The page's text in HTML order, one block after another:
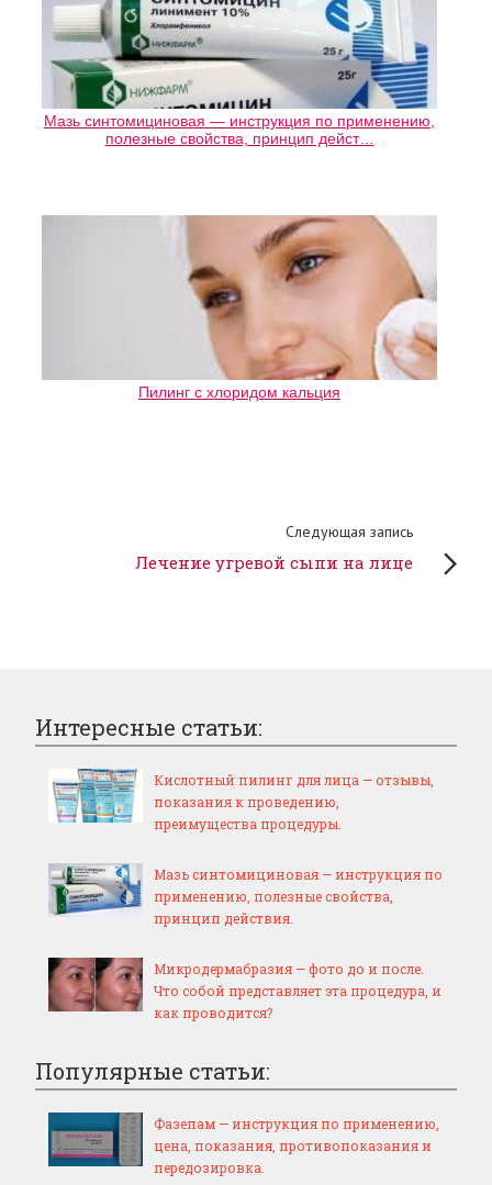
Мазь синтомициновая — инструкция по применению,
полезные свойства, принцип дейст…
Пилинг с хлоридом кальция
Следующая запись
Лечение угревой сыпи на лице
Интересные статьи:
Кислотный пилинг для лица — отзывы,
показания к проведению,
преимущества процедуры.
Мазь синтомициновая — инструкция по
применению, полезные свойства,
принцип действия.
Микродермабразия — фото до и после.
Что собой представляет эта процедура, и
как проводится?
Популярные статьи:
Фазепам — инструкция по применению,
цена, показания, противопоказания и
передозировка.